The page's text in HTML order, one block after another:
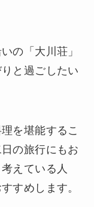
の「大川荘」
と過ごしたい
を堪能するこ
の旅行にもお
えている人
すめします。